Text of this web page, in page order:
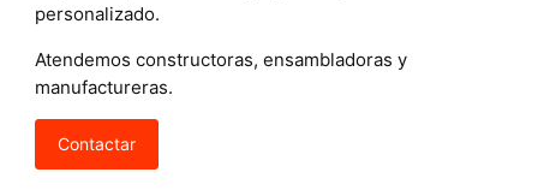
personalizado.
Atendemos constructoras, ensambladoras y
manufactureras.
Contactar